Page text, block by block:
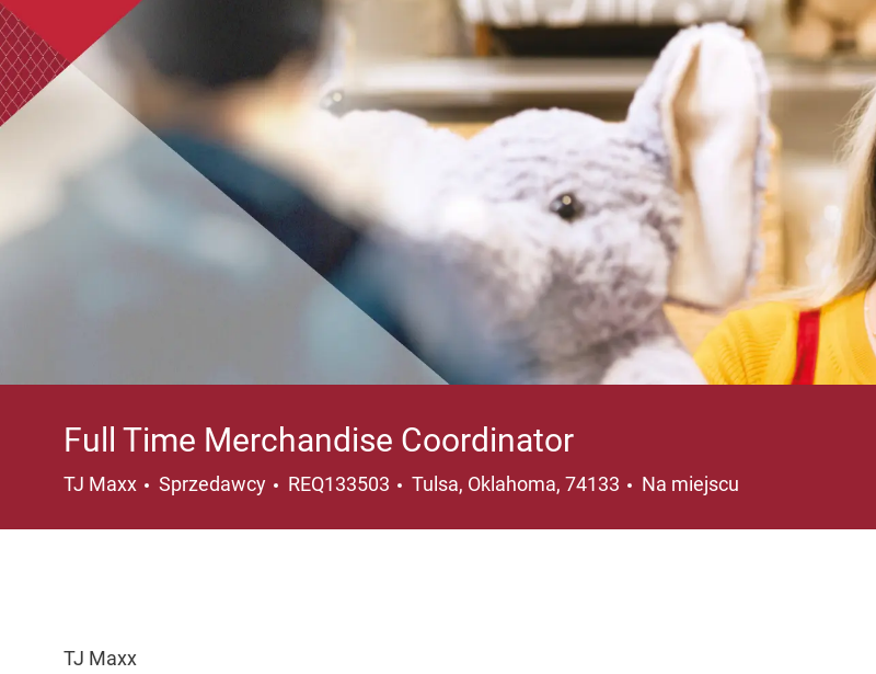
Full Time Merchandise Coordinator
TJ Maxx Kategoria
Sprzedawcy REQ133503 Lokalizacja
Tulsa, Oklahoma, 74133 Na miejscu
TJ Maxx